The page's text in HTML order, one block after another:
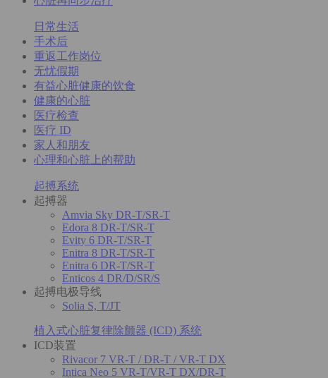
日常生活
手术后
重返工作岗位
无忧假期
有益心脏健康的饮食
健康的心脏
医疗检查
医疗 ID
家人和朋友
心理和心脏上的帮助
起搏系统
起搏器
Amvia Sky DR-T/SR-T
Edora 8 DR-T/SR-T
Evity 6 DR-T/SR-T
Enitra 8 DR-T/SR-T
Enitra 6 DR-T/SR-T
Enticos 4 DR/D/SR/S
起搏电极导线
Solia S, T/JT
植入式心脏复律除颤器 (ICD) 系统
ICD装置
Rivacor 7 VR-T / DR-T / VR-T DX
Intica Neo 5 VR-T/VR-T DX/DR-T